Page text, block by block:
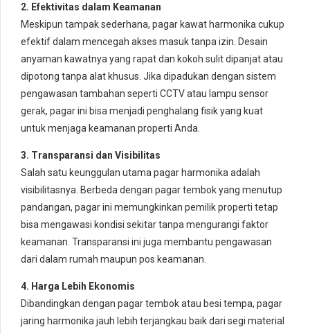
2. Efektivitas dalam Keamanan
Meskipun tampak sederhana, pagar kawat harmonika cukup
efektif dalam mencegah akses masuk tanpa izin. Desain
anyaman kawatnya yang rapat dan kokoh sulit dipanjat atau
dipotong tanpa alat khusus. Jika dipadukan dengan sistem
pengawasan tambahan seperti CCTV atau lampu sensor
gerak, pagar ini bisa menjadi penghalang fisik yang kuat
untuk menjaga keamanan properti Anda.
3. Transparansi dan Visibilitas
Salah satu keunggulan utama pagar harmonika adalah
visibilitasnya. Berbeda dengan pagar tembok yang menutup
pandangan, pagar ini memungkinkan pemilik properti tetap
bisa mengawasi kondisi sekitar tanpa mengurangi faktor
keamanan. Transparansi ini juga membantu pengawasan
dari dalam rumah maupun pos keamanan.
4. Harga Lebih Ekonomis
Dibandingkan dengan pagar tembok atau besi tempa, pagar
jaring harmonika jauh lebih terjangkau baik dari segi material